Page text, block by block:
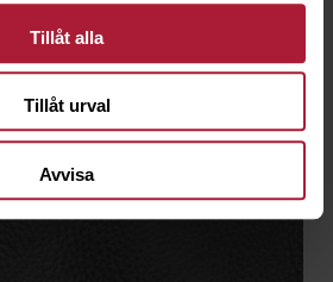
Tillåt alla
Tillåt urval
Avvisa